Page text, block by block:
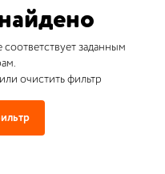
заданным
очистить фильтр